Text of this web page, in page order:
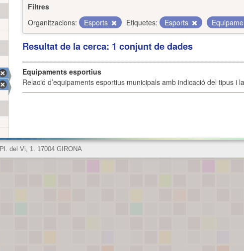
Filtres
Organitzacions:
Esports Etiquetes: Esports
Resultat de la cerca: 1 conjunt de dades
Equipaments esportius
Relació d’equipaments esportius municipals amb indicació del tipus i
Pl. del Vi, 1. 17004 GIRONA